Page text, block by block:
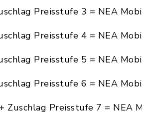
Preisstufe 3 = NEA
Preisstufe 4 = NEA
Preisstufe 5 = NEA
Preisstufe 6 = NEA
Zuschlag Preisstufe 7 = NEA